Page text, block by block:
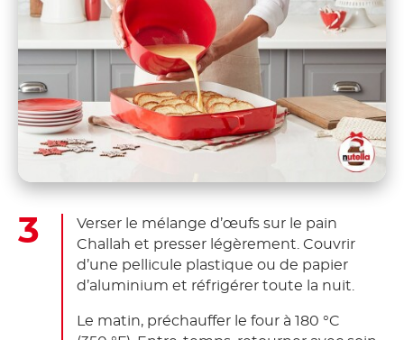
Verser le mélange d’œufs sur le pain
Challah et presser légèrement. Couvrir
d’une pellicule plastique ou de papier
d’aluminium et réfrigérer toute la nuit.
Le matin, préchauffer le four à 180 °C